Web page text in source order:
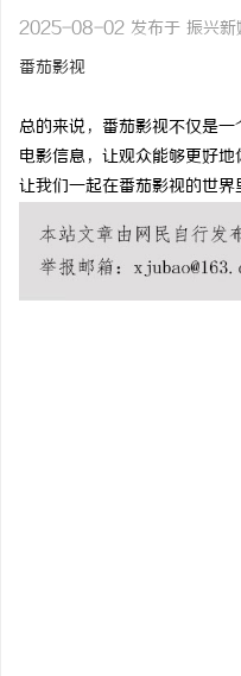
2025-08-02 发布于 振兴新
番茄影视
总的来说，番茄影视不仅是
电影信息，让观众能够更好
让我们一起在番茄影视的世